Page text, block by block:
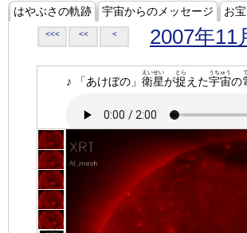
はやぶさの軌跡 宇宙からのメッセージ お
<<< << < 2007年11
♪ 「あけぼの」 衛星
えいせい
が捉
とら
えた宇宙
うちゅう
の